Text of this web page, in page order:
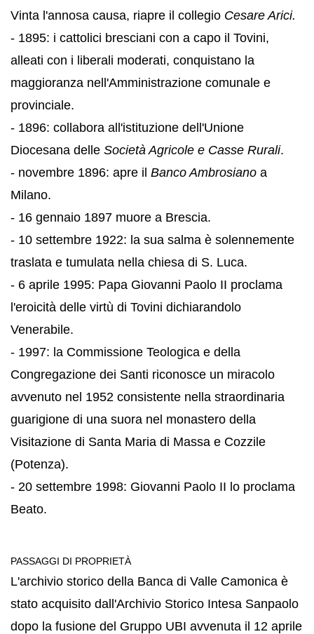
Vinta l'annosa causa, riapre il collegio Cesare Arici.
- 1895: i cattolici bresciani con a capo il Tovini,
alleati con i liberali moderati, conquistano la
maggioranza nell'Amministrazione comunale e
provinciale.
- 1896: collabora all'istituzione dell'Unione
Diocesana delle Società Agricole e Casse Rurali.
- novembre 1896: apre il Banco Ambrosiano a
Milano.
- 16 gennaio 1897 muore a Brescia.
- 10 settembre 1922: la sua salma è solennemente
traslata e tumulata nella chiesa di S. Luca.
- 6 aprile 1995: Papa Giovanni Paolo II proclama
l'eroicità delle virtù di Tovini dichiarandolo
Venerabile.
- 1997: la Commissione Teologica e della
Congregazione dei Santi riconosce un miracolo
avvenuto nel 1952 consistente nella straordinaria
guarigione di una suora nel monastero della
Visitazione di Santa Maria di Massa e Cozzile
(Potenza).
- 20 settembre 1998: Giovanni Paolo II lo proclama
Beato.
PASSAGGI DI PROPRIETÀ
L'archivio storico della Banca di Valle Camonica è
stato acquisito dall'Archivio Storico Intesa Sanpaolo
dopo la fusione del Gruppo UBI avvenuta il 12 aprile